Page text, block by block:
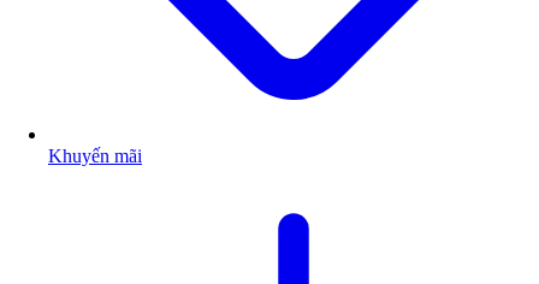
Khuyến mãi